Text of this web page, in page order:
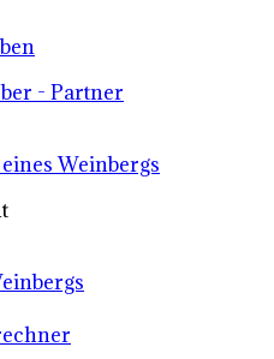
- Partner
Weinbergs